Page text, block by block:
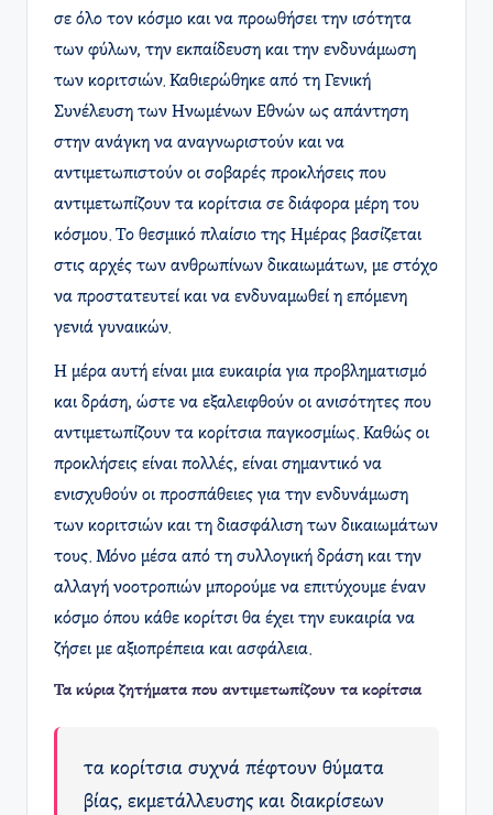
σε όλο τον κόσμο και να προωθήσει την ισότητα
των φύλων, την εκπαίδευση και την ενδυνάμωση
των κοριτσιών. Καθιερώθηκε από τη Γενική
Συνέλευση των Ηνωμένων Εθνών ως απάντηση
στην ανάγκη να αναγνωριστούν και να
αντιμετωπιστούν οι σοβαρές προκλήσεις που
αντιμετωπίζουν τα κορίτσια σε διάφορα μέρη του
κόσμου. Το θεσμικό πλαίσιο της Ημέρας βασίζεται
στις αρχές των ανθρωπίνων δικαιωμάτων, με στόχο
να προστατευτεί και να ενδυναμωθεί η επόμενη
γενιά γυναικών.
Η μέρα αυτή είναι μια ευκαιρία για προβληματισμό
και δράση, ώστε να εξαλειφθούν οι ανισότητες που
αντιμετωπίζουν τα κορίτσια παγκοσμίως. Καθώς οι
προκλήσεις είναι πολλές, είναι σημαντικό να
ενισχυθούν οι προσπάθειες για την ενδυνάμωση
των κοριτσιών και τη διασφάλιση των δικαιωμάτων
τους. Μόνο μέσα από τη συλλογική δράση και την
αλλαγή νοοτροπιών μπορούμε να επιτύχουμε έναν
κόσμο όπου κάθε κορίτσι θα έχει την ευκαιρία να
ζήσει με αξιοπρέπεια και ασφάλεια.
Τα κύρια ζητήματα που αντιμετωπίζουν τα κορίτσια
τα κορίτσια συχνά πέφτουν θύματα
βίας, εκμετάλλευσης και διακρίσεων